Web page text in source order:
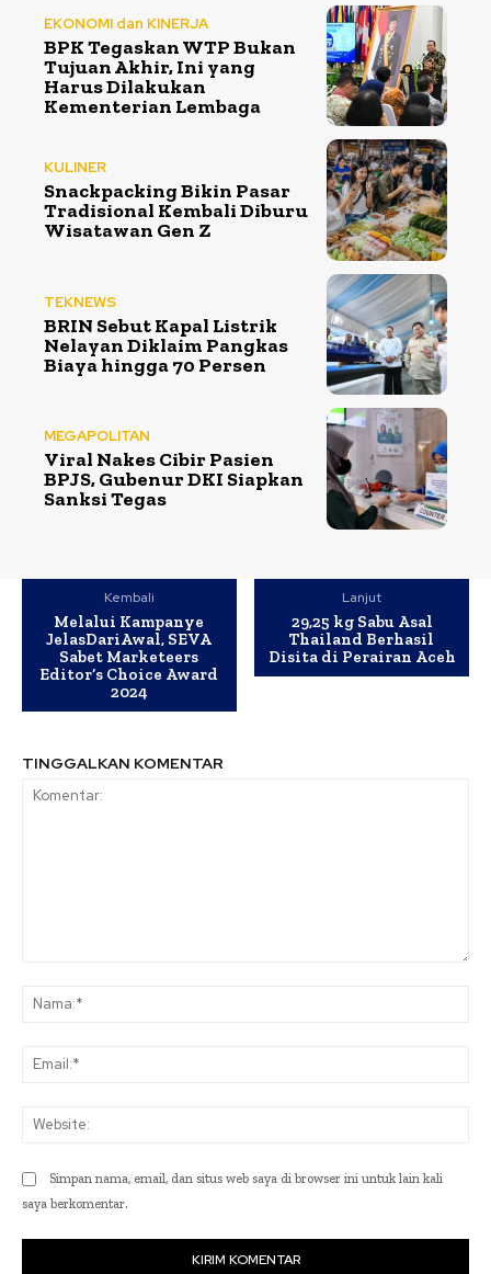
EKONOMI dan KINERJA
BPK Tegaskan WTP Bukan
Tujuan Akhir, Ini yang
Harus Dilakukan
Kementerian Lembaga
KULINER
Snackpacking Bikin Pasar
Tradisional Kembali Diburu
Wisatawan Gen Z
TEKNEWS
BRIN Sebut Kapal Listrik
Nelayan Diklaim Pangkas
Biaya hingga 70 Persen
MEGAPOLITAN
Viral Nakes Cibir Pasien
BPJS, Gubenur DKI Siapkan
Sanksi Tegas
Kembali
Melalui Kampanye
JelasDariAwal, SEVA
Sabet Marketeers
Editor’s Choice Award
2024
Lanjut
29,25 kg Sabu Asal
Thailand Berhasil
Disita di Perairan Aceh
TINGGALKAN KOMENTAR
Simpan nama, email, dan situs web saya di browser ini untuk lain kali
saya berkomentar.